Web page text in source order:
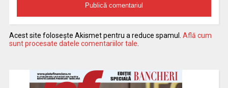
Acest site folosește Akismet pentru a reduce spamul. Află cum
sunt procesate datele comentariilor tale